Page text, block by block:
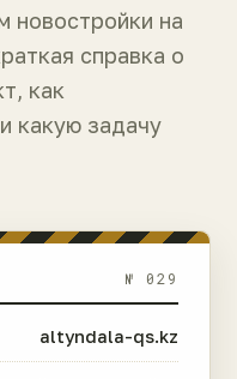
новостройки на
справка о
как
какую задачу
№ 029
altyndala-qs.kz